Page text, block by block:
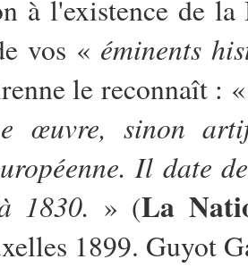
à l'existence de
vos « éminents
le reconnaît :
œuvre, sinon
Il date
1830. » (La
1899. Guyot